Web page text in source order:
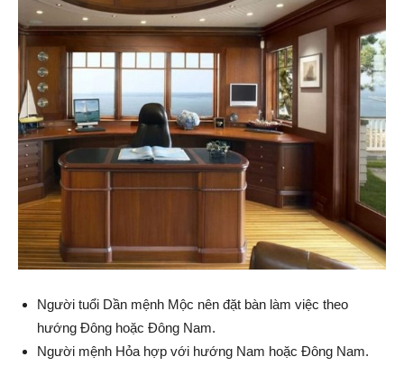
Người tuổi Dần mệnh Mộc nên đặt bàn làm việc theo
hướng Đông hoặc Đông Nam.
Người mệnh Hỏa hợp với hướng Nam hoặc Đông Nam.